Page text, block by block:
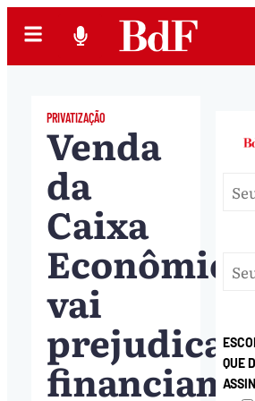
PRIVATIZAÇÃO
Venda
da
Caixa
Econômica
vai
prejudicar
QUE